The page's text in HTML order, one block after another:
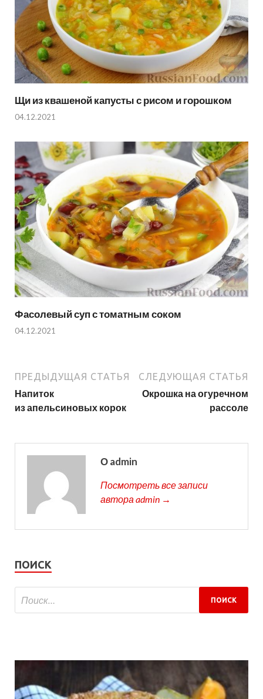
Щи из квашеной капусты с рисом и горошком
04.12.2021
Фасолевый суп с томатным соком
04.12.2021
ПРЕДЫДУЩАЯ СТАТЬЯ
Напиток
из апельсиновых корок
СЛЕДУЮЩАЯ СТАТЬЯ
Окрошка на огуречном
рассоле
О admin
Посмотреть все записи
автора admin →
ПОИСК